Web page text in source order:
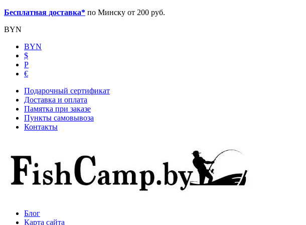
Бесплатная доставка* по Минску от 200 руб.
BYN
BYN
$
Р
€
Подарочный сертификат
Доставка и оплата
Памятка при заказе
Пункты самовывоза
Контакты
Блог
Карта сайта